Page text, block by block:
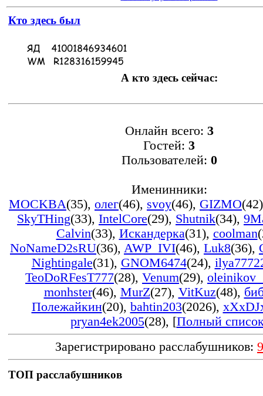
Кто здесь был
А кто здесь сейчас:
Онлайн всего: 3
Гостей: 3
Пользователей: 0
Именинники:
MOCKBA(35), олег(46), svoy(46), GIZMO(42)
SkyTHing(33), IntelCore(29), Shutnik(34),
Calvin(33), Искандерка(31), coolman
NoNameD2sRU(36), AWP_IVI(46), Luk8(36),
Nightingale(31), GNOM6474(24),
TeoDoRFesT777(28), Venum(29),
monhster(46), MurZ(27), VitKuz(48),
Полежайкин(20), bahtin203(2026),
pryan4ek2005(28), [Полный
Зарегистрировано расслабушников:
ТОП расслабушников